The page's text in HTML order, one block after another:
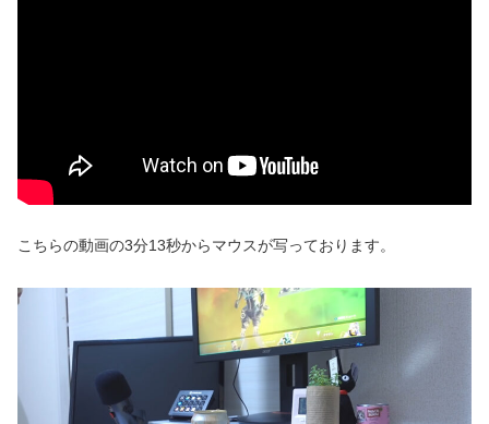
こちらの動画の3分13秒からマウスが写っております。